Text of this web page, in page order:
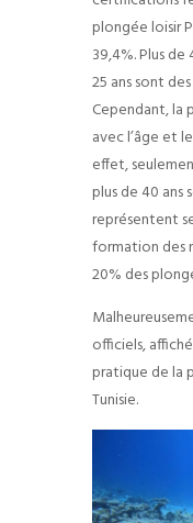
plongée loisir
39,4%. Plus
25 ans sont
Cependant, la
avec l’âge et
effet,
plus de 40 ans
représentent
formation des
20% des
officiels,
pratique de la
Tunisie.